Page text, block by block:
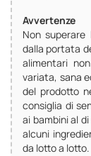
Avvertenze
Non
dalla portata
alimentari
variata, sana
del prodotto
consiglia di
ai bambini al
alcuni
da lotto a lotto.